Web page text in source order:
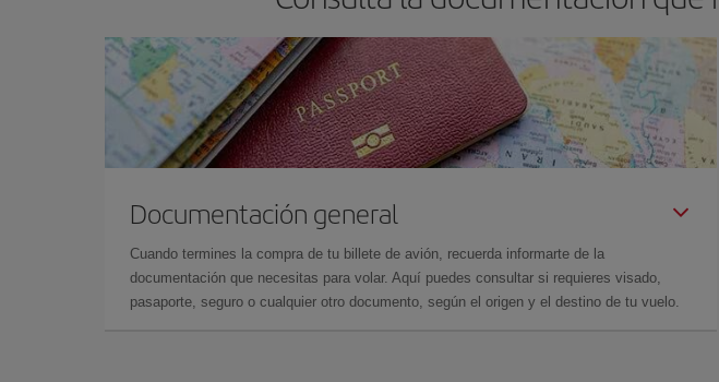
Documentación general
Cuando termines la compra de tu billete de avión, recuerda informarte de la
documentación que necesitas para volar. Aquí puedes consultar si requieres visado,
pasaporte, seguro o cualquier otro documento, según el origen y el destino de tu vuelo.